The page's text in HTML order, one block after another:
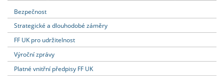
Bezpečnost
Strategické a dlouhodobé záměry
FF UK pro udržitelnost
Výroční zprávy
Platné vnitřní předpisy FF UK